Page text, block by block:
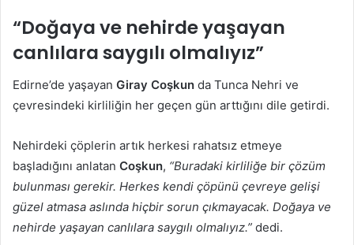
“Doğaya ve nehirde yaşayan
canlılara saygılı olmalıyız”
Edirne’de yaşayan Giray Coşkun da Tunca Nehri ve
çevresindeki kirliliğin her geçen gün arttığını dile getirdi.
Nehirdeki çöplerin artık herkesi rahatsız etmeye
başladığını anlatan Coşkun, “Buradaki kirliliğe bir çözüm
bulunması gerekir. Herkes kendi çöpünü çevreye gelişi
güzel atmasa aslında hiçbir sorun çıkmayacak. Doğaya ve
nehirde yaşayan canlılara saygılı olmalıyız.” dedi.